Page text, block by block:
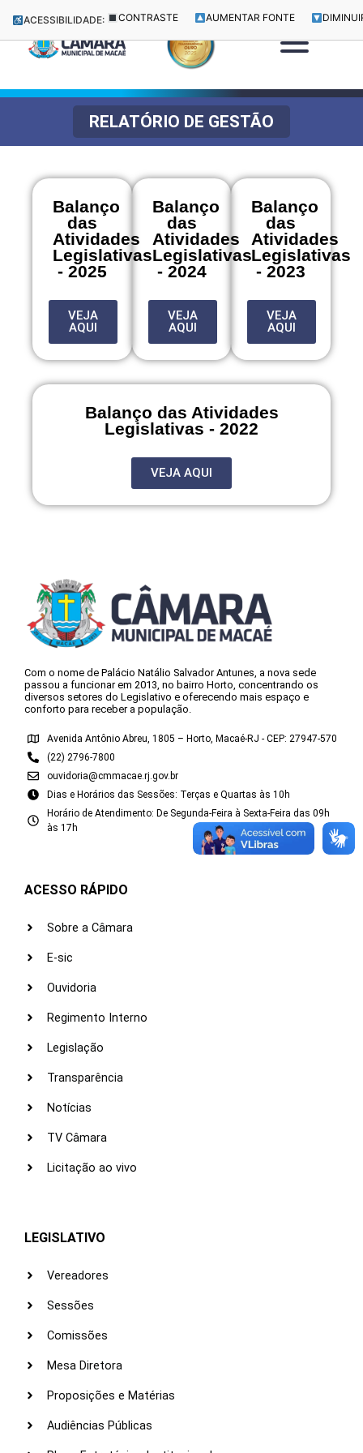
ACESSIBILIDADE: CONTRASTE AUMENTAR FONTE
RELATÓRIO DE GESTÃO
Balanço
das
Atividades
Legislativas
- 2025
VEJA
AQUI
Balanço
das
Atividades
Legislativas
- 2024
VEJA
AQUI
Balanço
das
Atividades
Legislativas
- 2023
VEJA
AQUI
Balanço das Atividades
Legislativas - 2022
VEJA AQUI
Com o nome de Palácio Natálio Salvador Antunes, a nova sede
passou a funcionar em 2013, no bairro Horto, concentrando os
diversos setores do Legislativo e oferecendo mais espaço e
conforto para receber a população.
Avenida Antônio Abreu, 1805 – Horto, Macaé-RJ - CEP: 27947-570
(22) 2796-7800
ouvidoria@cmmacae.rj.gov.br
Dias e Horários das Sessões: Terças e Quartas às 10h
Horário de Atendimento: De Segunda-Feira à Sexta-Feira das 09h
às 17h
ACESSO RÁPIDO
Sobre a Câmara
E-sic
Ouvidoria
Regimento Interno
Legislação
Transparência
Notícias
TV Câmara
Licitação ao vivo
LEGISLATIVO
Vereadores
Sessões
Comissões
Mesa Diretora
Proposições e Matérias
Audiências Públicas